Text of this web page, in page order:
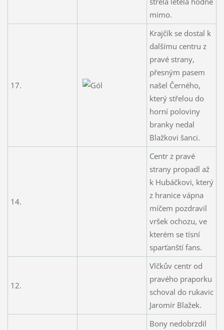
mimo.
17.
Krajčík se dostal k
dalšímu centru z
pravé strany,
přesným pasem
našel Černého,
který střelou do
horní poloviny
branky nedal
Blažkovi šanci.
14.
Centr z pravé
strany propadl až
k Hubáčkovi, který
z hranice vápna
míčem pozdravil
vršek ochozu, ve
kterém se tísní
sparťanští fans.
12.
Vlčkův centr od
pravého praporku
schoval do rukavic
Jaromír Blažek.
Bony nedobrzdil